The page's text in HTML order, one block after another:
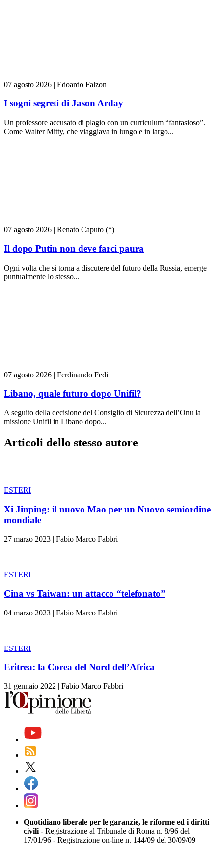
07 agosto 2026 | Edoardo Falzon
I sogni segreti di Jason Arday
Un professore accusato di plagio con un curriculum “fantasioso”.
Come Walter Mitty, che viaggiava in lungo e in largo...
07 agosto 2026 | Renato Caputo (*)
Il dopo Putin non deve farci paura
Ogni volta che si torna a discutere del futuro della Russia, emerge
puntualmente lo stesso...
07 agosto 2026 | Ferdinando Fedi
Libano, quale futuro dopo Unifil?
A seguito della decisione del Consiglio di Sicurezza dell’Onu la
missione Unifil in Libano dopo...
Articoli dello stesso autore
ESTERI
Xi Jinping: il nuovo Mao per un Nuovo semiordine
mondiale
27 marzo 2023 | Fabio Marco Fabbri
ESTERI
Cina vs Taiwan: un attacco “telefonato”
04 marzo 2023 | Fabio Marco Fabbri
ESTERI
Eritrea: la Corea del Nord dell’Africa
31 gennaio 2022 | Fabio Marco Fabbri
Quotidiano liberale per le garanzie, le riforme ed i diritti
civili - Registrazione al Tribunale di Roma n. 8/96 del
17/01/96 - Registrazione on-line n. 144/09 del 30/09/09